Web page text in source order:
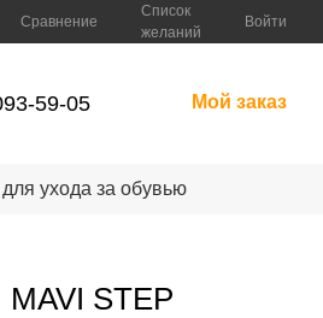
Сравнение
Список
желаний
Войти
59-05 Мой заказ
ухода за обувью
MAVI STEP